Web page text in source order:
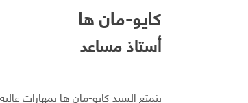
كايو-مان ها
أستاذ مساعد
يتمتع السيد كايو-مان ها بمهارات